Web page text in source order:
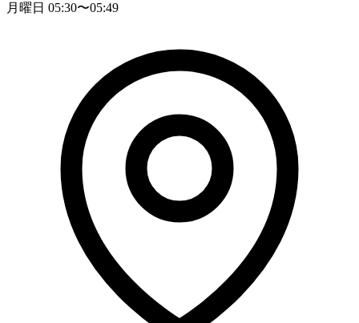
月曜日 05:30〜05:49